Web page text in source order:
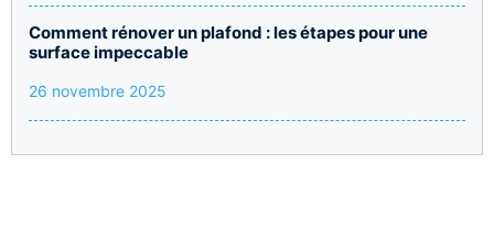
Comment rénover un plafond : les étapes pour une
surface impeccable
26 novembre 2025